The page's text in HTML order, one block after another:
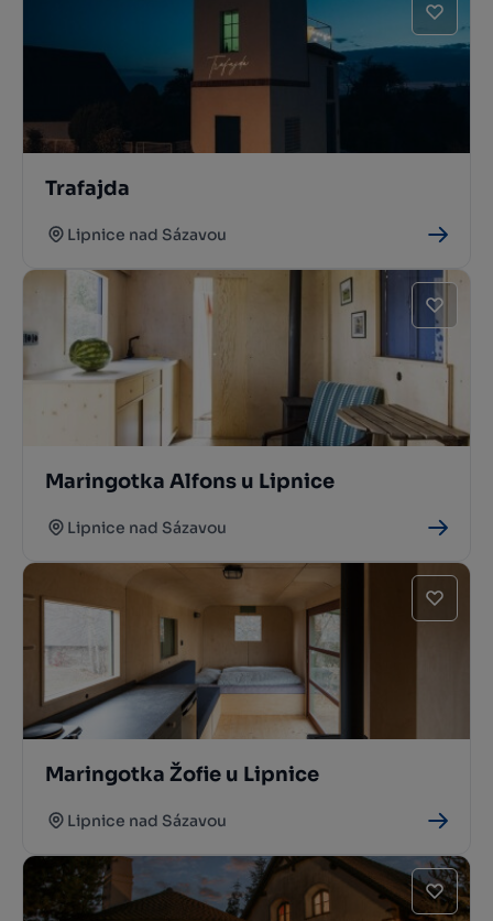
Trafajda
Lipnice nad Sázavou
Maringotka Alfons u Lipnice
Lipnice nad Sázavou
Maringotka Žofie u Lipnice
Lipnice nad Sázavou